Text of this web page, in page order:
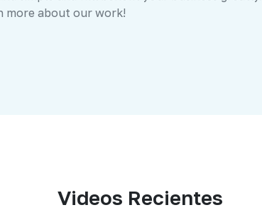
more about our work!
Videos Recientes